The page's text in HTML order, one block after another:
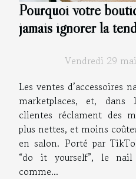
Pourquoi votre
jamais ignorer la
Vendredi 29
Les ventes d’accessoires
marketplaces, et,
clientes réclament des
plus nettes, et moins
en salon. Porté par
“do it yourself”, le nail
comme...